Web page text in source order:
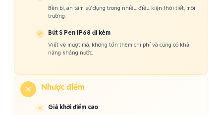
Bền bỉ, an tâm sử dụng trong nhiều điều kiện thời tiết, môi
trường.
Bút S Pen IP68 đi kèm
Viết vẽ mượt mà, không tốn thêm chi phí và cũng có khả
năng kháng nước.
Nhược điểm
Giá khởi điểm cao